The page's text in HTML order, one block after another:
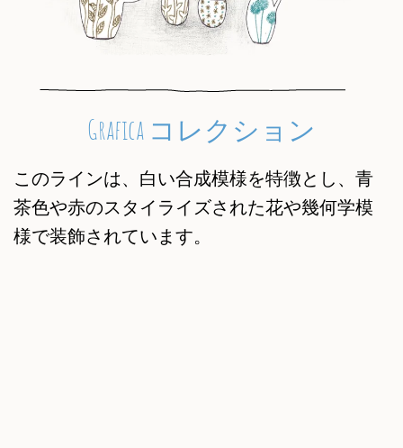
Grafica コレクション
このラインは、白い合成模様を特徴とし、青
茶色や赤のスタイライズされた花や幾何学模
様で装飾されています。